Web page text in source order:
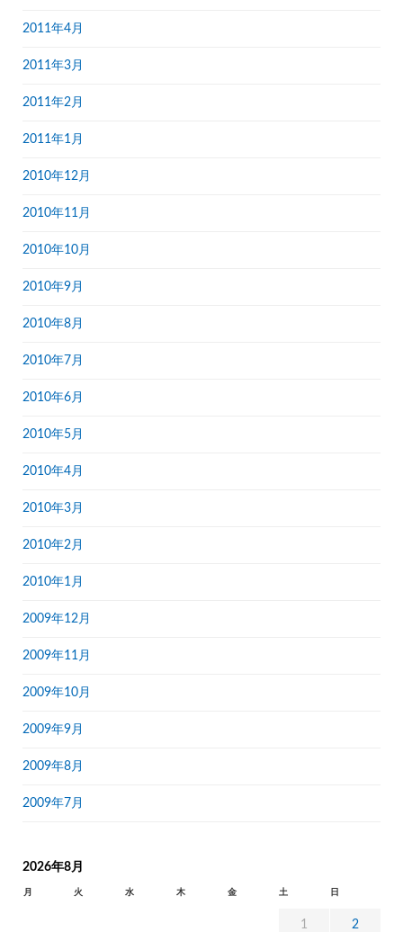
2011年4月
2011年3月
2011年2月
2011年1月
2010年12月
2010年11月
2010年10月
2010年9月
2010年8月
2010年7月
2010年6月
2010年5月
2010年4月
2010年3月
2010年2月
2010年1月
2009年12月
2009年11月
2009年10月
2009年9月
2009年8月
2009年7月
2026年8月
月 火 水 木 金 土 日
1 2